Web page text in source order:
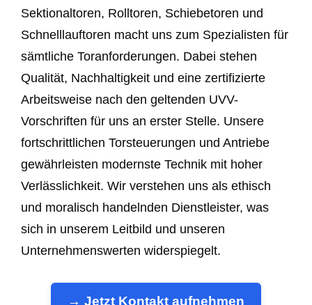
Sektionaltoren, Rolltoren, Schiebetoren und
Schnelllauftoren macht uns zum Spezialisten für
sämtliche Toranforderungen. Dabei stehen
Qualität, Nachhaltigkeit und eine zertifizierte
Arbeitsweise nach den geltenden UVV-
Vorschriften für uns an erster Stelle. Unsere
fortschrittlichen Torsteuerungen und Antriebe
gewährleisten modernste Technik mit hoher
Verlässlichkeit. Wir verstehen uns als ethisch
und moralisch handelnden Dienstleister, was
sich in unserem Leitbild und unseren
Unternehmenswerten widerspiegelt.
→ Jetzt Kontakt aufnehmen